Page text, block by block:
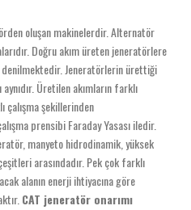
oluşan makinelerdir. Alternatör
Doğru akım üreten jeneratörlere
denilmektedir. Jeneratörlerin ürettiği
Üretilen akımların farklı
çalışma şekillerinden
prensibi Faraday Yasası iledir.
manyeto hidrodinamik, yüksek
arasındadır. Pek çok farklı
alanın enerji ihtiyacına göre
CAT jeneratör onarımı